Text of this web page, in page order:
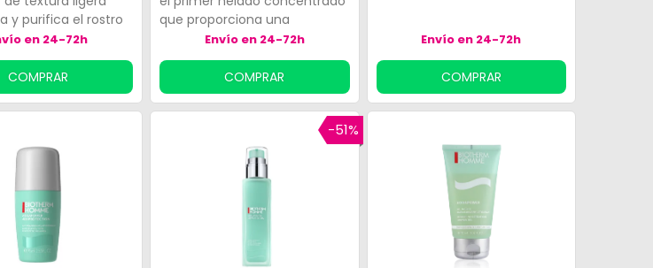
y purifica el rostro
después de
la piel
y libre de
en 24-72h
COMPRAR
que proporciona una
hidratación intensa hasta 72
horas.
Envío en 24-72h
COMPRAR
Envío en 24-72h
COMPRAR
-51%